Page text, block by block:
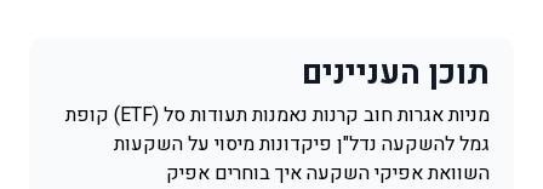
תוכן העניינים
מניותאגרות חוב קרנות נאמנותתעודות סל (ETF)
קופת
גמל להשקעה נדל"ן פיקדונותמיסוי על השקעות
השוואת אפיקי השקעהאיך בוחרים אפיק